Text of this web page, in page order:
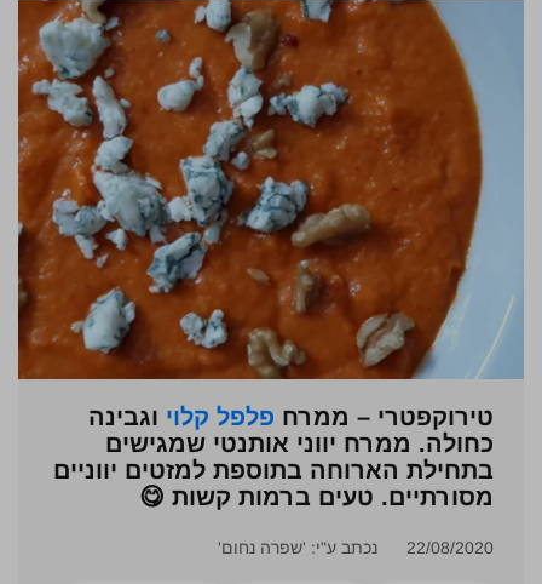
טירוקפטרי – ממרח פלפל קלוי וגבינה
כחולה. ממרח יווני אותנטי שמגישים
בתחילת הארוחה בתוספת למזטים יווניים
מסורתיים. טעים ברמות קשות 😋
22/08/2020 נכתב ע"י: 'שפרה נחום'